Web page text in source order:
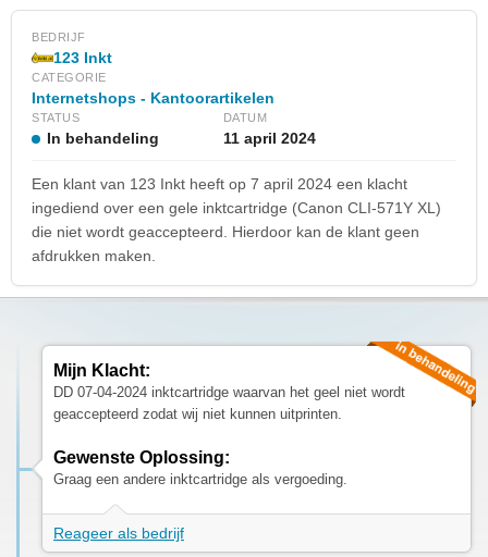
BEDRIJF
123 Inkt
CATEGORIE
Internetshops - Kantoorartikelen
STATUS
In behandeling
DATUM
11 april 2024
Een klant van 123 Inkt heeft op 7 april 2024 een klacht
ingediend over een gele inktcartridge (Canon CLI-571Y XL)
die niet wordt geaccepteerd. Hierdoor kan de klant geen
afdrukken maken.
Mijn Klacht:
DD 07-04-2024 inktcartridge waarvan het geel niet wordt
geaccepteerd zodat wij niet kunnen uitprinten.
Gewenste Oplossing:
Graag een andere inktcartridge als vergoeding.
Reageer als bedrijf